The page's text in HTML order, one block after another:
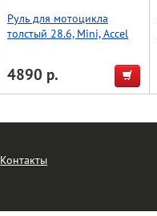
Руль для мотоцикла
толстый 28.6, Mini, Accel
4890 р.
Контакты